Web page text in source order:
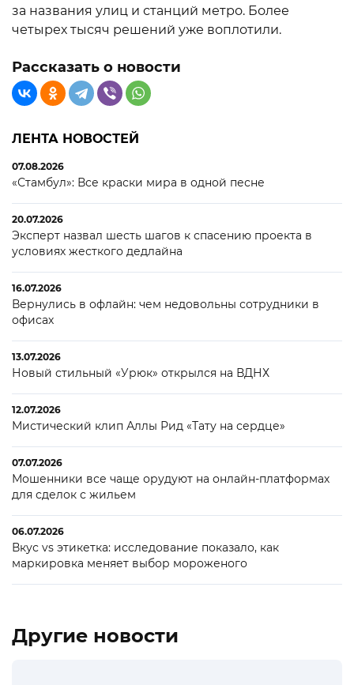
за названия улиц и станций метро. Более
четырех тысяч решений уже воплотили.
Рассказать о новости
ЛЕНТА НОВОСТЕЙ
07.08.2026
«Стамбул»: Все краски мира в одной песне
20.07.2026
Эксперт назвал шесть шагов к спасению проекта в
условиях жесткого дедлайна
16.07.2026
Вернулись в офлайн: чем недовольны сотрудники в
офисах
13.07.2026
Новый стильный «Урюк» открылся на ВДНХ
12.07.2026
Мистический клип Аллы Рид «Тату на сердце»
07.07.2026
Мошенники все чаще орудуют на онлайн-платформах
для сделок с жильем
06.07.2026
Вкус vs этикетка: исследование показало, как
маркировка меняет выбор мороженого
Другие новости